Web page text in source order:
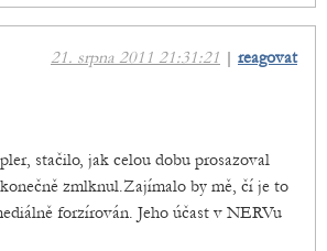
21. srpna 2011 21:31:21 | reagovat
stačilo, jak celou dobu prosazoval
zmlknul.Zajímalo by mě, čí je to
forzírován. Jeho účast v NERVu